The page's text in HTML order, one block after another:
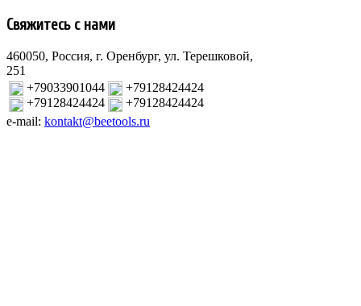
Свяжитесь с нами
460050, Россия, г. Оренбург, ул. Терешковой,
251
+79033901044
+79128424424
+79128424424
+79128424424
e-mail: kontakt@beetools.ru